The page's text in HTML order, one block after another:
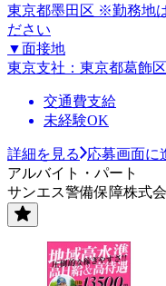
東京都墨田区 ※勤務地
ださい
▼面接地
東京支社：東京都葛飾
交通費支給
未経験OK
詳細を見る
応募画面に
アルバイト・パート
サンエス警備保障株式